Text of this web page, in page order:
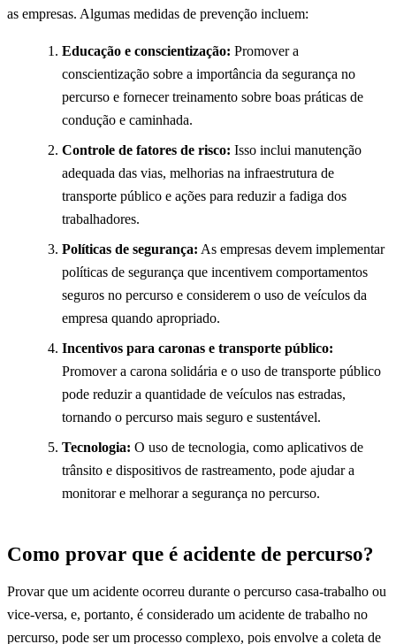
as empresas. Algumas medidas de prevenção incluem:
Educação e conscientização: Promover a
conscientização sobre a importância da segurança no
percurso e fornecer treinamento sobre boas práticas de
condução e caminhada.
Controle de fatores de risco: Isso inclui manutenção
adequada das vias, melhorias na infraestrutura de
transporte público e ações para reduzir a fadiga dos
trabalhadores.
Políticas de segurança: As empresas devem implementar
políticas de segurança que incentivem comportamentos
seguros no percurso e considerem o uso de veículos da
empresa quando apropriado.
Incentivos para caronas e transporte público:
Promover a carona solidária e o uso de transporte público
pode reduzir a quantidade de veículos nas estradas,
tornando o percurso mais seguro e sustentável.
Tecnologia: O uso de tecnologia, como aplicativos de
trânsito e dispositivos de rastreamento, pode ajudar a
monitorar e melhorar a segurança no percurso.
Como provar que é acidente de percurso?
Provar que um acidente ocorreu durante o percurso casa-trabalho ou
vice-versa, e, portanto, é considerado um acidente de trabalho no
percurso, pode ser um processo complexo, pois envolve a coleta de